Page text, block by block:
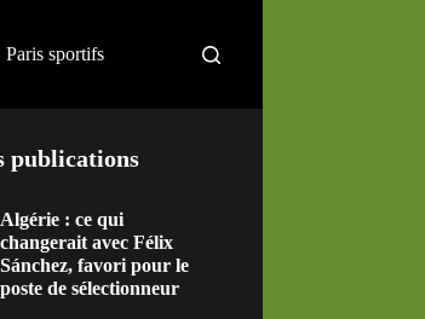
Paris sportifs
publications
Algérie : ce qui
changerait avec Félix
Sánchez, favori pour le
poste de sélectionneur